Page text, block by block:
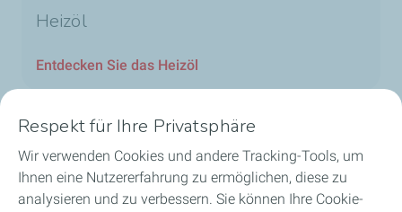
Heizöl
Entdecken Sie das Heizöl
Unsere Geschäftsbereiche in Luxemburg
Respekt für Ihre Privatsphäre
Wir verwenden Cookies und andere Tracking-Tools, um
Ihnen eine Nutzererfahrung zu ermöglichen, diese zu
analysieren und zu verbessern. Sie können Ihre Cookie-